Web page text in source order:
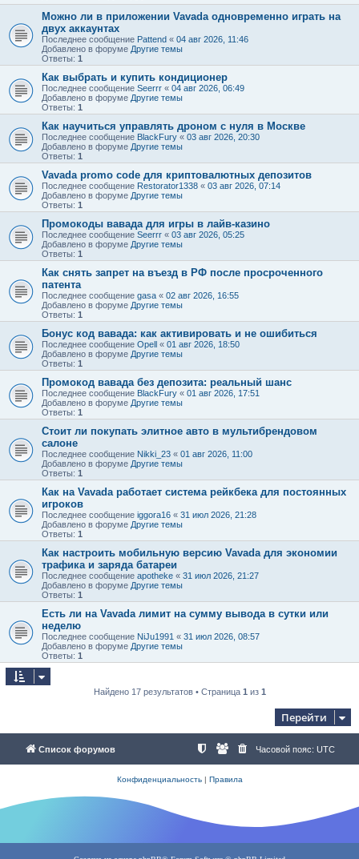
Можно ли в приложении Vavada одновременно играть на
двух аккаунтах
Последнее сообщение Pattend « 04 авг 2026, 11:46
Добавлено в форуме Другие темы
Ответы: 1
Как выбрать и купить кондиционер
Последнее сообщение Seerrr « 04 авг 2026, 06:49
Добавлено в форуме Другие темы
Ответы: 1
Как научиться управлять дроном с нуля в Москве
Последнее сообщение BlackFury « 03 авг 2026, 20:30
Добавлено в форуме Другие темы
Ответы: 1
Vavada promo code для криптовалютных депозитов
Последнее сообщение Restorator1338 « 03 авг 2026, 07:14
Добавлено в форуме Другие темы
Ответы: 1
Промокоды вавада для игры в лайв-казино
Последнее сообщение Seerrr « 03 авг 2026, 05:25
Добавлено в форуме Другие темы
Ответы: 1
Как снять запрет на въезд в РФ после просроченного
патента
Последнее сообщение gasa « 02 авг 2026, 16:55
Добавлено в форуме Другие темы
Ответы: 1
Бонус код вавада: как активировать и не ошибиться
Последнее сообщение Opell « 01 авг 2026, 18:50
Добавлено в форуме Другие темы
Ответы: 1
Промокод вавада без депозита: реальный шанс
Последнее сообщение BlackFury « 01 авг 2026, 17:51
Добавлено в форуме Другие темы
Ответы: 1
Стоит ли покупать элитное авто в мультибрендовом
салоне
Последнее сообщение Nikki_23 « 01 авг 2026, 11:00
Добавлено в форуме Другие темы
Ответы: 1
Как на Vavada работает система рейкбека для постоянных
игроков
Последнее сообщение iggora16 « 31 июл 2026, 21:28
Добавлено в форуме Другие темы
Ответы: 1
Как настроить мобильную версию Vavada для экономии
трафика и заряда батареи
Последнее сообщение apotheke « 31 июл 2026, 21:27
Добавлено в форуме Другие темы
Ответы: 1
Есть ли на Vavada лимит на сумму вывода в сутки или
неделю
Последнее сообщение NiJu1991 « 31 июл 2026, 08:57
Добавлено в форуме Другие темы
Ответы: 1
Найдено 17 результатов • Страница 1 из 1
Перейти
Список форумов Часовой пояс: UTC
Конфиденциальность| Правила